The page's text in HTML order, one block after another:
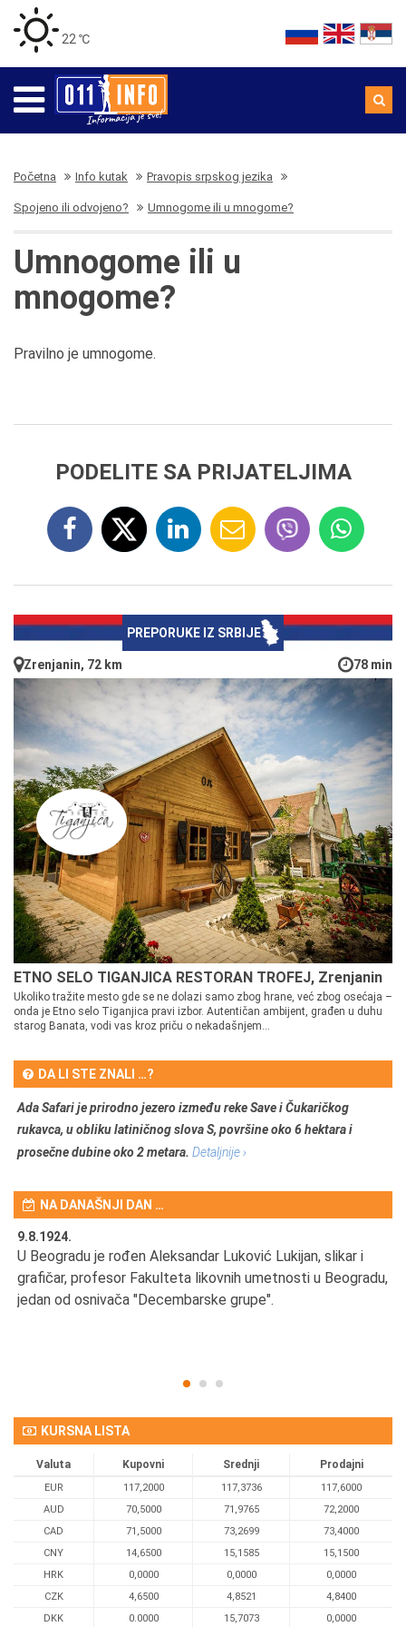
22 ℃
Početna Info kutak Pravopis srpskog jezika
Spojeno ili odvojeno? Umnogome ili u mnogome?
Umnogome ili u
mnogome?
Pravilno je umnogome.
PODELITE SA PRIJATELJIMA
PREPORUKE IZ SRBIJE
Zrenjanin, 72 km 78 min
ETNO SELO TIGANJICA RESTORAN TROFEJ, Zrenjanin
Ukoliko tražite mesto gde se ne dolazi samo zbog hrane, već zbog osećaja –
onda je Etno selo Tiganjica pravi izbor. Autentičan ambijent, građen u duhu
starog Banata, vodi vas kroz priču o nekadašnjem...
DA LI STE ZNALI …?
Ada Safari je prirodno jezero između reke Save i Čukaričkog
rukavca, u obliku latiničnog slova S, površine oko 6 hektara i
prosečne dubine oko 2 metara. Detaljnije ›
NA DANAŠNJI DAN …
9.8.1924.
U Beogradu je rođen Aleksandar Luković Lukijan, slikar i
grafičar, profesor Fakulteta likovnih umetnosti u Beogradu,
jedan od osnivača "Decembarske grupe".
KURSNA LISTA
Valuta Kupovni Srednji Prodajni
EUR 117,2000 117,3736
117,6000
AUD
70,5000 71,9765
72,2000
CAD
71,5000 73,2699
73,4000
CNY
14,6500 15,1585
15,1500
HRK
0,0000 0,0000
0,0000
CZK
4,6500 4,8521
4,8400
DKK
0.0000 15,7073 0,0000